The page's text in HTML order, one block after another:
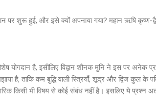
पर शुरू हुई, और इसे क्यों अपनाया गया? महान ऋषि कृष्ण-
योगदान है, इसीलिए विद्वान शौनक मुनि ने इस पर अनेक
है, ताकि कम बुद्धि वाली स्त्रियाँ, शूद्र और द्विज
किसी भी विषय से कोई संबंध नहीं है। इसलिए ये प्रश्न